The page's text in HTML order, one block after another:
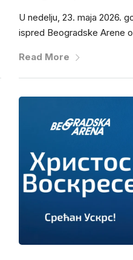
U nedelju, 23. maja 2026.
ispred Beogradske Arene
Read More